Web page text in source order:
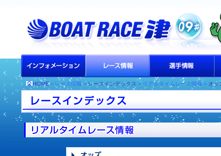
HOME> レース情報 >レースインデックス > リアルタイムレース情報 > オッ